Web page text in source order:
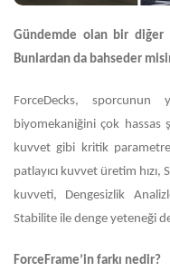
Gündemde olan bir diğer
Bunlardan da bahseder
ForceDecks,
biyomekaniğini çok hassas
kuvvet gibi kritik
patlayıcı kuvvet üretim
kuvveti, Dengesizlik
Stabilite ile denge yeteneği
ForceFrame’in farkı nedir?